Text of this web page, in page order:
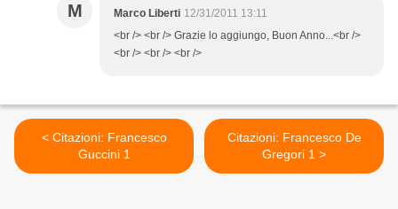
M Marco Liberti 12/31/2011 13:11
<br /> <br /> Grazie lo aggiungo, Buon Anno...<br />
<br /> <br /> <br />
< Citazioni: Francesco
Guccini 1
Citazioni: Francesco De
Gregori 1 >